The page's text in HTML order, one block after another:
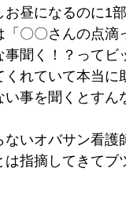
昼になるのに1
〇〇さんの点滴
聞く！？ってビ
れていて本当に
事を聞くとすん
いオバサン看護
指摘してきてブ